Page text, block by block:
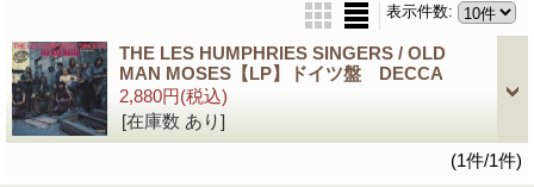
表示件数:
THE LES HUMPHRIES SINGERS / OLD
MAN MOSES【LP】ドイツ盤 DECCA
2,880円(税込)
[在庫数 あり]
(1件/1件)